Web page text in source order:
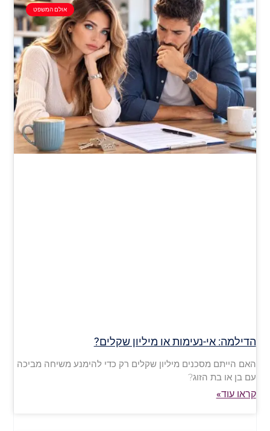
אולם המשפט
הדילמה: אי-נעימות או מיליון שקלים?
האם הייתם מסכנים מיליון שקלים רק כדי להימנע משיחה מביכה
עם בן או בת הזוג?
קראו עוד»